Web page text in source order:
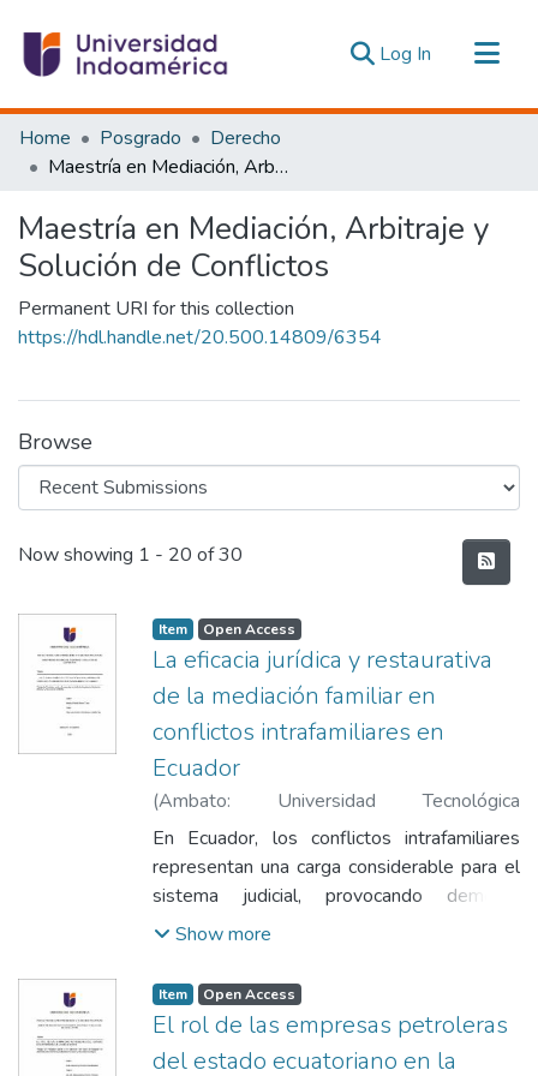
Log In (current)
Communities & Collections
All of DSpace
Estadísticas Externas
Home Posgrado
Derecho
Maestría en Mediación, Arbitraje y Solución de Conflictos
Maestría en Mediación, Arbitraje y
Solución de Conflictos
Permanent URI for this collection
https://hdl.handle.net/20.500.14809/6354
Browse
Recent Submissions
Now showing 1 - 20 of 30
Item Open Access
La eficacia jurídica y restaurativa
de la mediación familiar en
conflictos intrafamiliares en
Ecuador
(Ambato: Universidad Tecnológica
Indoamérica, 2026)Reyes Terán, Mónica
Fabiola;Chimborazo Castillo, Luis Andrés
En Ecuador, los conflictos intrafamiliares
representan una carga considerable para el
sistema judicial, provocando demoras
procesales y deterioro emocional entre los
mediación familiar con enfoque restaurativo
se presenta como una alternativa jurídica
viable que promueve soluciones ágiles y
humanas, orientadas a la reconstrucción de
Show more
Item Open Access
El rol de las empresas petroleras
del estado ecuatoriano en la